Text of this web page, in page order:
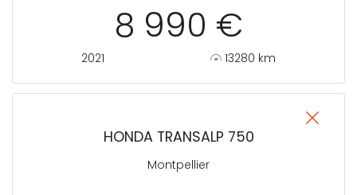
8 990 €
2021 13280 km
HONDA TRANSALP 750
Montpellier